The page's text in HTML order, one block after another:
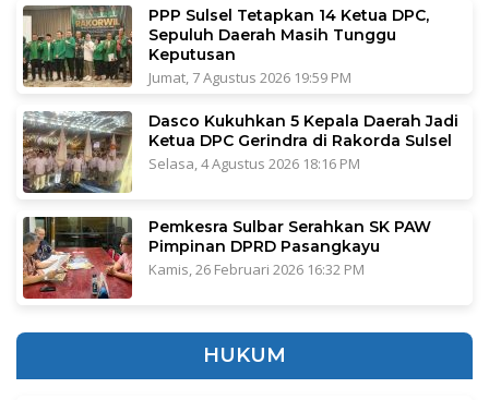
PPP Sulsel Tetapkan 14 Ketua DPC,
Sepuluh Daerah Masih Tunggu
Keputusan
Jumat, 7 Agustus 2026 19:59 PM
Dasco Kukuhkan 5 Kepala Daerah Jadi
Ketua DPC Gerindra di Rakorda Sulsel
Selasa, 4 Agustus 2026 18:16 PM
Pemkesra Sulbar Serahkan SK PAW
Pimpinan DPRD Pasangkayu
Kamis, 26 Februari 2026 16:32 PM
HUKUM